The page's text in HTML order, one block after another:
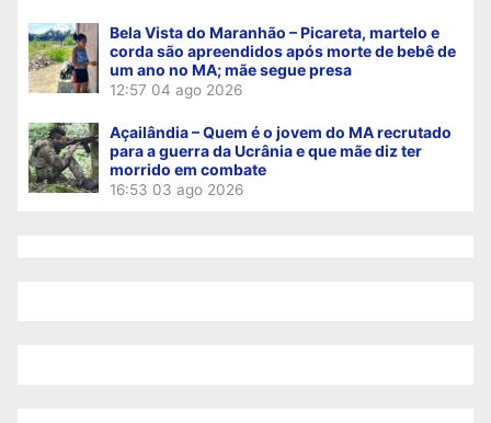
Bela Vista do Maranhão – Picareta, martelo e
corda são apreendidos após morte de bebê de
um ano no MA; mãe segue presa
12:57 04 ago 2026
Açailândia – Quem é o jovem do MA recrutado
para a guerra da Ucrânia e que mãe diz ter
morrido em combate
16:53 03 ago 2026